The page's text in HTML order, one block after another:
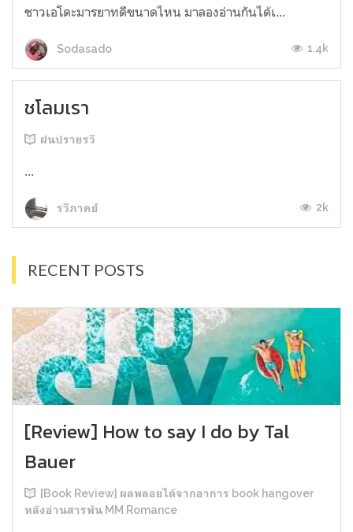
ชาวเอโดะมารยาทดีขนาดไหน มาลองอ่านกันได้เ...
Sodasado 1.4k
ชโลมเรา
ฝนปรายรวี
...
รวีภาคย์ 2k
RECENT POSTS
[Review] How to say I do by Tal
Bauer
[Book Review] ผลพลอยได้จากอาการ book hangover
หลังอ่านสารพัน MM Romance